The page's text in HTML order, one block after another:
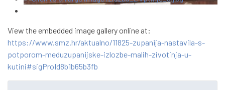
View the embedded image gallery online at:
https://www.smz.hr/aktualno/11825-zupanija-nastavila-s-
potporom-meduzupanijske-izlozbe-malih-zivotinja-u-
kutini#sigProId8b1b65b3fb